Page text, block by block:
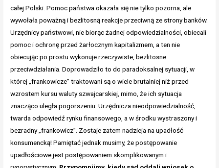
całej Polski. Pomoc państwa okazała się nie tylko pozorna, ale
wywołała poważną i bezlitosną reakcje przeciwną ze strony banków.
Urzędnicy państwowi, nie biorąc żadnej odpowiedzialności, obiecali
pomoc i ochronę przed żarłocznym kapitalizmem, a ten nie
obiecując po prostu wykonuje rzeczywiste, bezlitosne
przeciwdziałania. Doprowadziło to do paradoksalnej sytuacji, w
której „frankowicze” traktowani są o wiele brutalniej niż przed
wzrostem kursu waluty szwajcarskiej, mimo, że ich sytuacja
znacząco uległa pogorszeniu. Urzędnicza nieodpowiedzialność,
twarda odpowiedź rynku finansowego, a w środku wystraszony i
bezradny „frankowicz”. Zostaje zatem nadzieja na upadłość
konsumencką! Pamiętać jednak musimy, że postępowanie
upadłościowe jest postępowaniem skomplikowanym i